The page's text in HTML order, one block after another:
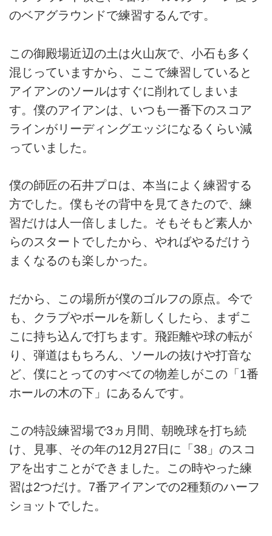
のベアグラウンドで練習するんです。
この御殿場近辺の土は火山灰で、小石も多く
混じっていますから、ここで練習していると
アイアンのソールはすぐに削れてしまいま
す。僕のアイアンは、いつも一番下のスコア
ラインがリーディングエッジになるくらい減
っていました。
僕の師匠の石井プロは、本当によく練習する
方でした。僕もその背中を見てきたので、練
習だけは人一倍しました。そもそもど素人か
らのスタートでしたから、やればやるだけう
まくなるのも楽しかった。
だから、この場所が僕のゴルフの原点。今で
も、クラブやボールを新しくしたら、まずこ
こに持ち込んで打ちます。飛距離や球の転が
り、弾道はもちろん、ソールの抜けや打音な
ど、僕にとってのすべての物差しがこの「1番
ホールの木の下」にあるんです。
この特設練習場で3ヵ月間、朝晩球を打ち続
け、見事、その年の12月27日に「38」のスコ
アを出すことができました。この時やった練
習は2つだけ。7番アイアンでの2種類のハーフ
ショットでした。